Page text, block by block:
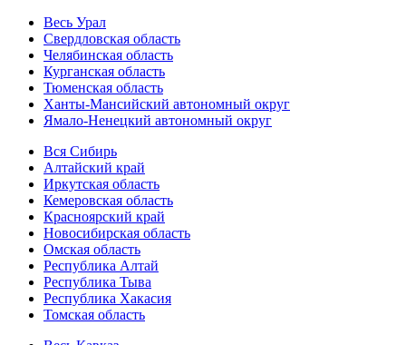
Весь Урал
Свердловская область
Челябинская область
Курганская область
Тюменская область
Ханты-Мансийский автономный округ
Ямало-Ненецкий автономный округ
Вся Сибирь
Алтайский край
Иркутская область
Кемеровская область
Красноярский край
Новосибирская область
Омская область
Республика Алтай
Республика Тыва
Республика Хакасия
Томская область